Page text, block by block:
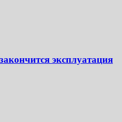
эксплуатация